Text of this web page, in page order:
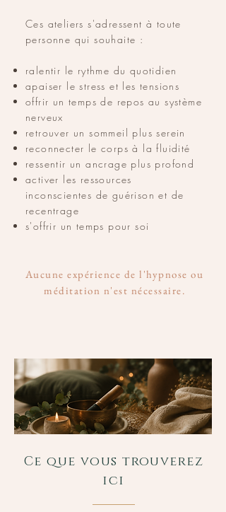
Ces ateliers s'adressent à toute
personne qui souhaite :
ralentir le rythme du quotidien
apaiser le stress et les tensions
offrir un temps de repos au système
nerveux
retrouver un sommeil plus serein
reconnecter le corps à la fluidité
ressentir un ancrage plus profond
activer les ressources
inconscientes de guérison et de
recentrage
s'offrir un temps pour soi
Aucune expérience de l'hypnose ou
méditation n'est nécessaire.
Ce que vous trouverez
ici